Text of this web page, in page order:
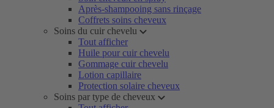
Après-shampooing sans rinçage
Coffrets soins cheveux
Soins du cuir chevelu
Tout afficher
Huile pour cuir chevelu
Gommage cuir chevelu
Lotion capillaire
Protection solaire cheveux
Soins par type de cheveux